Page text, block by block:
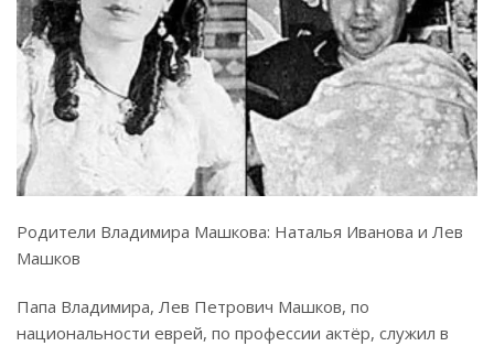
Родители Владимира Машкова: Наталья Иванова и Лев
Машков
Папа Владимира, Лев Петрович Машков, по
национальности еврей, по профессии актёр, служил в